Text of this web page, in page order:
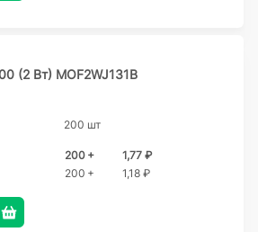
(2 Вт) MOF2WJ131B
200 шт
200 +
1,77 ₽
200 +
1,18 ₽